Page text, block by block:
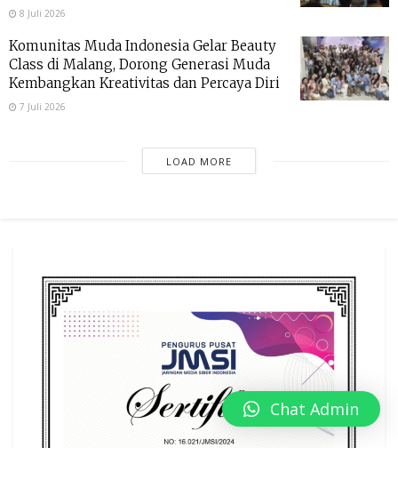
8 Juli 2026
Komunitas Muda Indonesia Gelar Beauty
Class di Malang, Dorong Generasi Muda
Kembangkan Kreativitas dan Percaya Diri
7 Juli 2026
LOAD MORE
Chat Admin